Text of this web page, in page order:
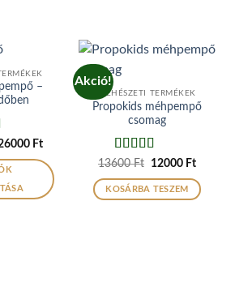
–
5
FtÁrtartomány:
-
26000 Ft
Akció!
MÉHÉSZETI TERMÉKEK
Propokids méhpempő
csomag
Értékelés:5
/ 5
13600Ft
Original
was:
13600 Ft.
12000 FtCurrent
is:
12000 Ft.
KOSÁRBA TESZEM